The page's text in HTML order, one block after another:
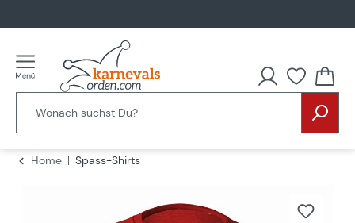
Home
Spass-Shirts